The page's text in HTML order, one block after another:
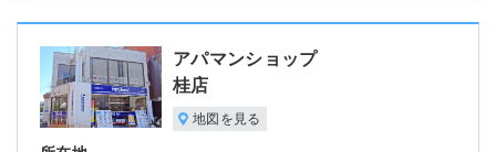
アパマンショップ
桂店
地図を見る